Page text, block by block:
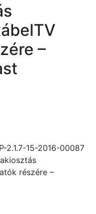
–
2.1.7-15-2016-00087
részére –